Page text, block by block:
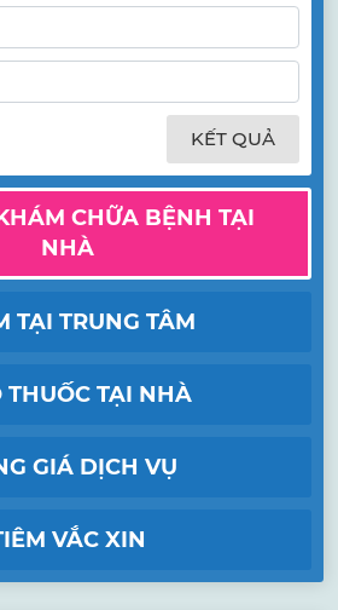
KẾT QUẢ
CHỮA BỆNH TẠI
NHÀ
TẠI TRUNG TÂM
THUỐC TẠI NHÀ
GIÁ DỊCH VỤ
VẮC XIN